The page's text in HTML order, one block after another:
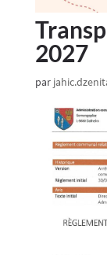
2027
par